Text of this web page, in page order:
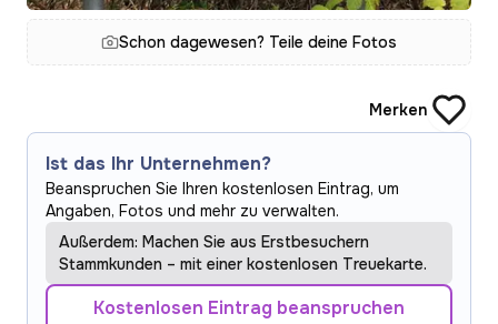
Schon dagewesen? Teile deine Fotos
Merken
Ist das Ihr Unternehmen?
Beanspruchen Sie Ihren kostenlosen Eintrag, um
Angaben, Fotos und mehr zu verwalten.
Außerdem: Machen Sie aus Erstbesuchern
Stammkunden – mit einer kostenlosen Treuekarte.
Kostenlosen Eintrag beanspruchen